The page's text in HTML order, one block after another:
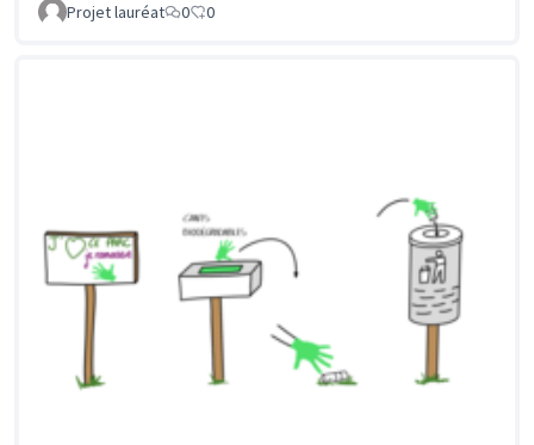
Projet lauréat 0 0